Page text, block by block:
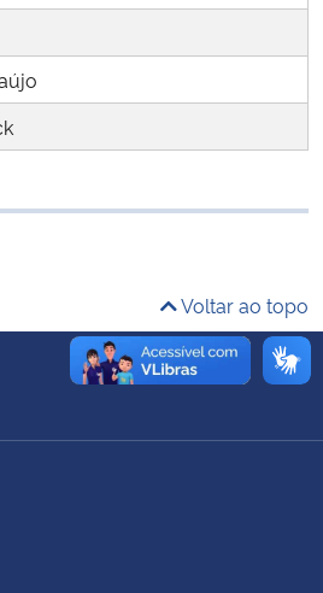
dos Direitos Humanos
Voltar ao topo